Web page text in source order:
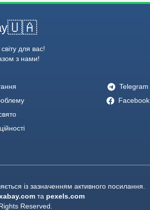
🇺🇦
для вас!
з нами!
Telegram
Facebook
із зазначенням активного посилання.
та pexels.com
Reserved.